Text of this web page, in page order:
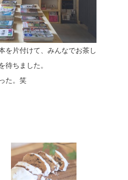
を片付けて、みんなでお茶し
待ちました。
た。笑